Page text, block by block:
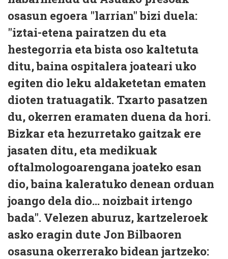
osasun egoera "larrian" bizi duela:
"iztai-etena pairatzen du eta
hestegorria eta bista oso kaltetuta
ditu, baina ospitalera joateari uko
egiten dio leku aldaketetan ematen
dioten tratuagatik. Txarto pasatzen
du, okerren eramaten duena da hori.
Bizkar eta hezurretako gaitzak ere
jasaten ditu, eta medikuak
oftalmologoarengana joateko esan
dio, baina kaleratuko denean orduan
joango dela dio... noizbait irtengo
bada". Velezen aburuz, kartzeleroek
asko eragin dute Jon Bilbaoren
osasuna okerrerako bidean jartzeko: